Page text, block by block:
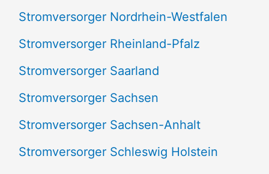
Stromversorger Nordrhein-Westfalen
Stromversorger Rheinland-Pfalz
Stromversorger Saarland
Stromversorger Sachsen
Stromversorger Sachsen-Anhalt
Stromversorger Schleswig Holstein